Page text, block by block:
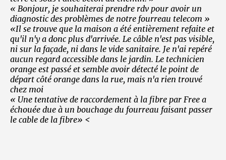
« Bonjour, je souhaiterai prendre rdv pour avoir un
diagnostic des problèmes de notre fourreau telecom »
«Il se trouve que la maison a été entièrement refaite et
qu'il n'y a donc plus d'arrivée. Le câble n'est pas visible,
ni sur la façade, ni dans le vide sanitaire. Je n'ai repéré
aucun regard accessible dans le jardin. Le technicien
orange est passé et semble avoir détecté le point de
départ côté orange dans la rue, mais n'a rien trouvé
chez moi
« Une tentative de raccordement à la fibre par Free a
échouée due à un bouchage du fourreau faisant passer
le cable de la fibre» <